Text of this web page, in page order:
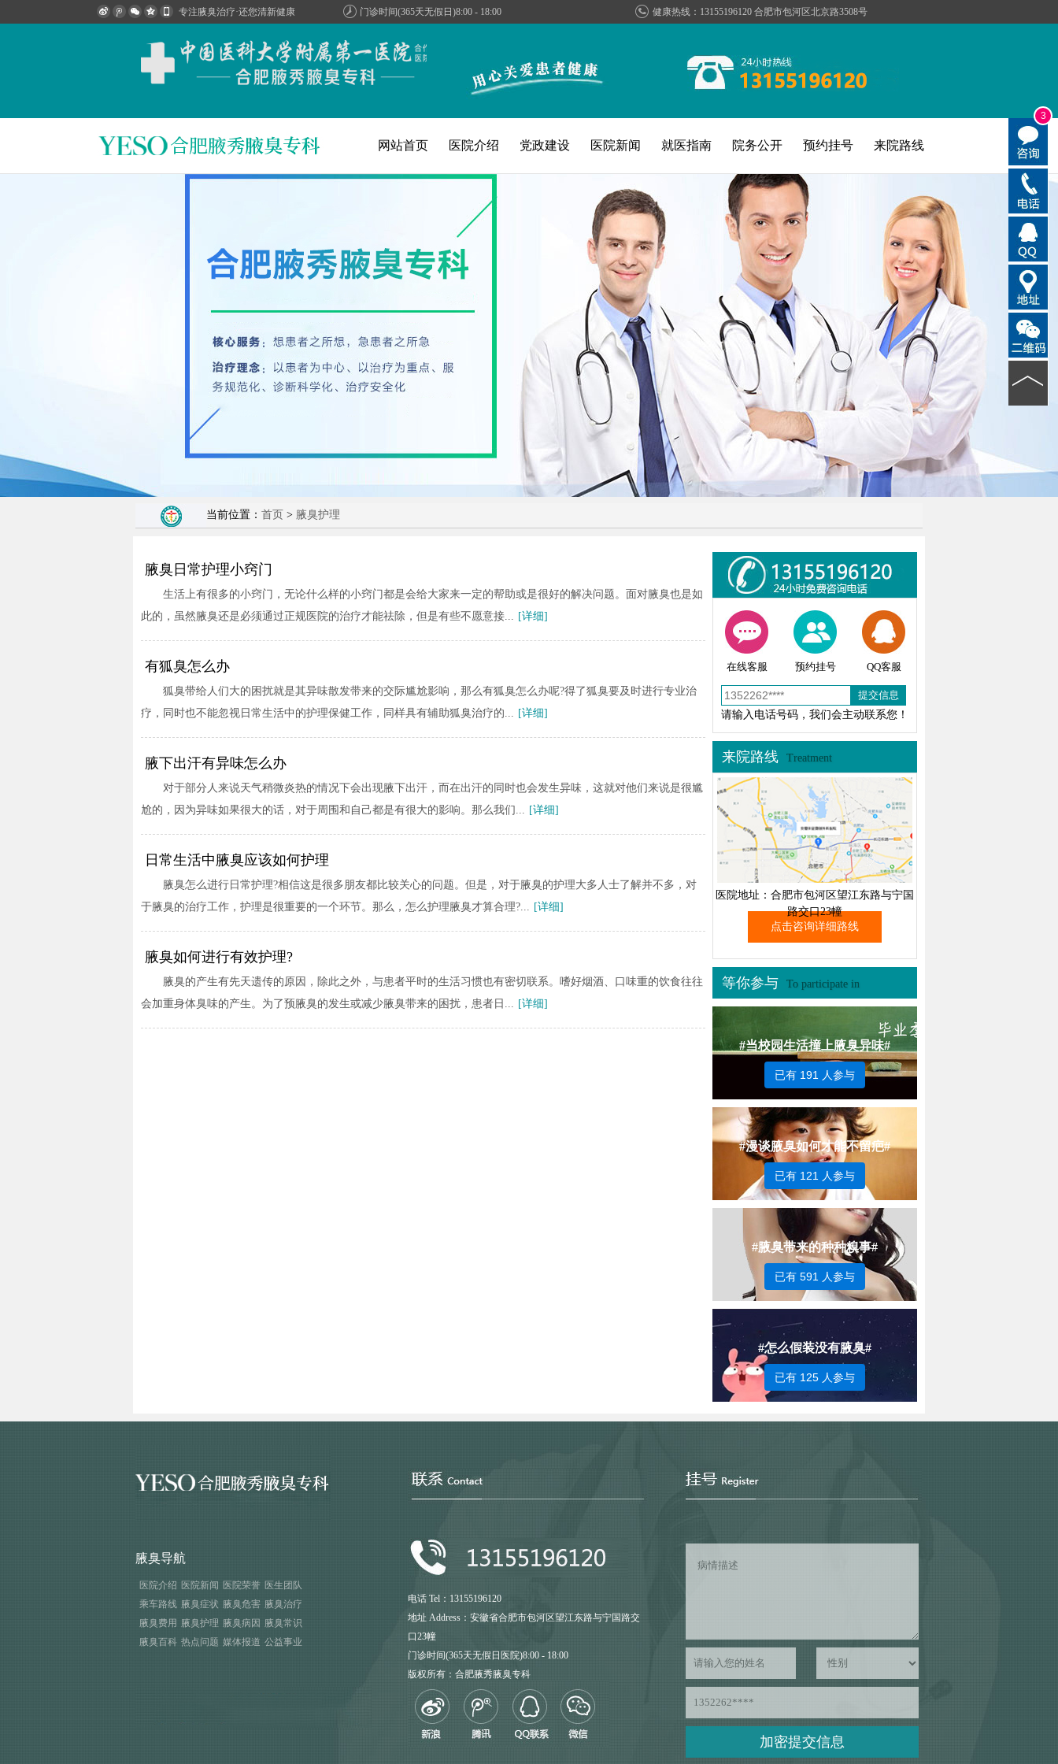
3
专注腋臭治疗·还您清新健康 门诊时间(365天无假日)8:00 - 18:00 健康热线：13155196120 合肥市包河区北京路3508号
网站首页 医院介绍 党政建设 医院新闻 就医指南 院务公开 预约挂号 来院路线
当前位置： 首页 > 腋臭护理
腋臭日常护理小窍门
生活上有很多的小窍门，无论什么样的小窍门都是会给大家来一定的帮助或是很好的解决问题。面对腋臭也是如
此的，虽然腋臭还是必须通过正规医院的治疗才能祛除，但是有些不愿意接...
[详细]
有狐臭怎么办
狐臭带给人们大的困扰就是其异味散发带来的交际尴尬影响，那么有狐臭怎么办呢?得了狐臭要及时进行专业治
疗，同时也不能忽视日常生活中的护理保健工作，同样具有辅助狐臭治疗的...
[详细]
腋下出汗有异味怎么办
对于部分人来说天气稍微炎热的情况下会出现腋下出汗，而在出汗的同时也会发生异味，这就对他们来说是很尴
尬的，因为异味如果很大的话，对于周围和自己都是有很大的影响。那么我们...
[详细]
日常生活中腋臭应该如何护理
腋臭怎么进行日常护理?相信这是很多朋友都比较关心的问题。但是，对于腋臭的护理大多人士了解并不多，对
于腋臭的治疗工作，护理是很重要的一个环节。那么，怎么护理腋臭才算合理?...
[详细]
腋臭如何进行有效护理?
腋臭的产生有先天遗传的原因，除此之外，与患者平时的生活习惯也有密切联系。嗜好烟酒、口味重的饮食往往
会加重身体臭味的产生。为了预腋臭的发生或减少腋臭带来的困扰，患者日...
[详细]
在线客服 预约挂号 QQ客服
提交信息
请输入电话号码，我们会主动联系您！
来院路线 Treatment
医院地址：合肥市包河区望江东路与宁国
路交口23幢
点击咨询详细路线
等你参与 To participate in
#当校园生活撞上腋臭异味#
已有 191 人参与
#漫谈腋臭如何才能不留疤#
已有 121 人参与
#腋臭带来的种种糗事#
已有 591 人参与
#怎么假装没有腋臭#
已有 125 人参与
腋臭导航
医院介绍 医院新闻 医院荣誉 医生团队
乘车路线 腋臭症状 腋臭危害 腋臭治疗
腋臭费用
腋臭护理 腋臭病因
腋臭常识
腋臭百科 热点问题 媒体报道 公益事业
电话 Tel：13155196120
地址 Address：安徽省合肥市包河区望江东路与宁国路交
口23幢
门诊时间(365天无假日医院)8:00 - 18:00
版权所有：合肥腋秀腋臭专科
加密提交信息